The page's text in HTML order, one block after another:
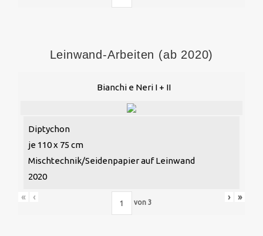
Leinwand-Arbeiten (ab 2020)
Bianchi e Neri I + II
Diptychon
je 110 x 75 cm
Mischtechnik/Seidenpapier auf Leinwand
2020
« ‹
von 3
› »